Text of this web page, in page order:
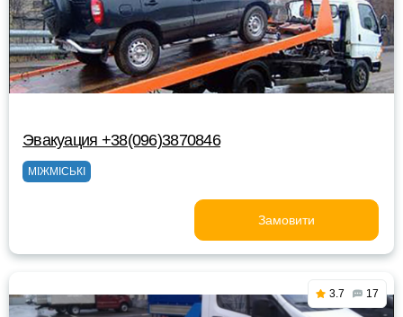
Эвакуация +38(096)3870846
МІЖМІСЬКІ
Замовити
3.7 17